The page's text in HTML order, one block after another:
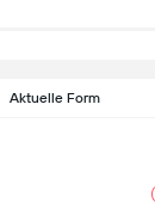
Aktuelle Form